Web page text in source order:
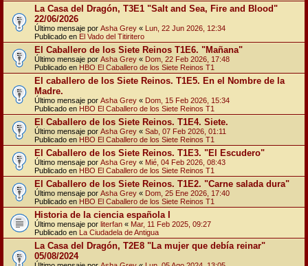
La Casa del Dragón, T3E1 "Salt and Sea, Fire and Blood"
22/06/2026
Último mensaje por Asha Grey « Lun, 22 Jun 2026, 12:34
Publicado en El Vado del Titiritero
El Caballero de los Siete Reinos T1E6. "Mañana"
Último mensaje por Asha Grey « Dom, 22 Feb 2026, 17:48
Publicado en HBO El Caballero de los Siete Reinos T1
El caballero de los Siete Reinos. T1E5. En el Nombre de la
Madre.
Último mensaje por Asha Grey « Dom, 15 Feb 2026, 15:34
Publicado en HBO El Caballero de los Siete Reinos T1
El Caballero de los Siete Reinos. T1E4. Siete.
Último mensaje por Asha Grey « Sab, 07 Feb 2026, 01:11
Publicado en HBO El Caballero de los Siete Reinos T1
El Caballero de los Siete Reinos. T1E3. "El Escudero"
Último mensaje por Asha Grey « Mié, 04 Feb 2026, 08:43
Publicado en HBO El Caballero de los Siete Reinos T1
El Caballero de los Siete Reinos. T1E2. "Carne salada dura"
Último mensaje por Asha Grey « Dom, 25 Ene 2026, 17:40
Publicado en HBO El Caballero de los Siete Reinos T1
Historia de la ciencia española I
Último mensaje por literfan « Mar, 11 Feb 2025, 09:27
Publicado en La Ciudadela de Antigua
La Casa del Dragón, T2E8 "La mujer que debía reinar"
05/08/2024